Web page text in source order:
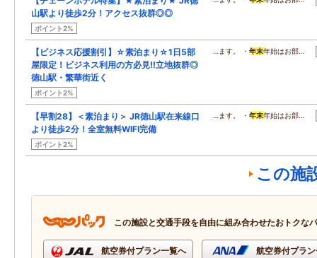
山駅より徒歩2分！アクセス抜群◎◎
ポイント2%
【ビジネス応援割引】☆素泊まり☆1日5部
屋限定！ビジネス利用の方必見!!立地抜群◎
徳山駅・繁華街近く
ポイント2%
…ます。 ・年末年始はお部…
【早割28】＜素泊まり＞ JR徳山駅在来線口
より徒歩2分！全室無料WIFI完備
ポイント2%
…ます。 ・年末年始はお部…
この施
この施設と交通手段を自由に組み合わせたおトクな
航空券付プラン一覧へ 航空券付プラ